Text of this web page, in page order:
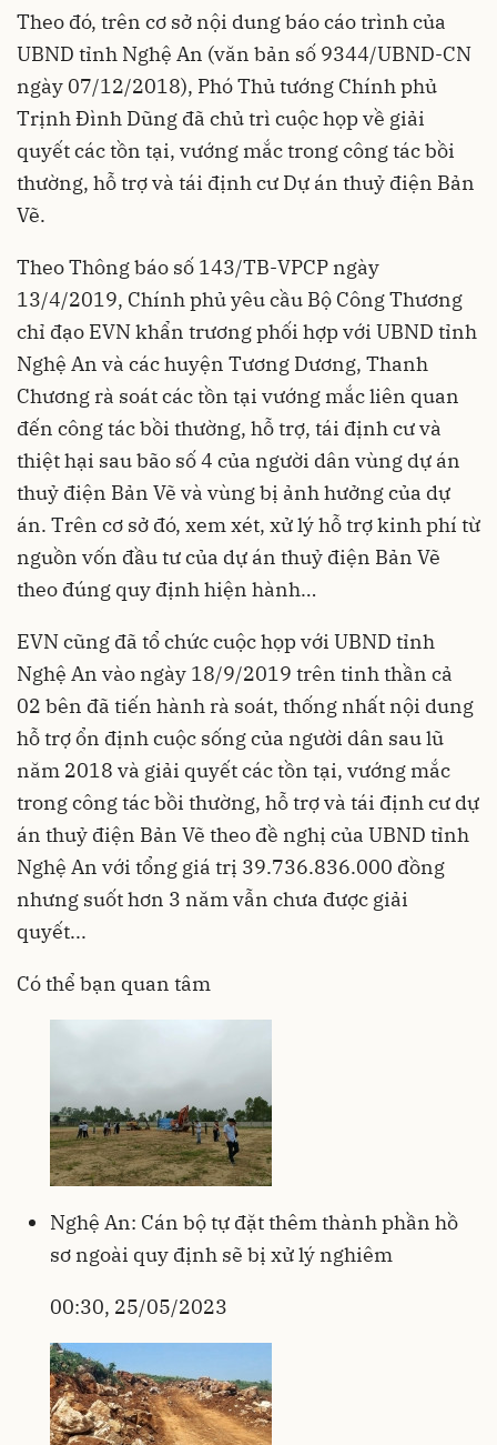
Theo đó, trên cơ sở nội dung báo cáo trình của
UBND tỉnh Nghệ An (văn bản số 9344/UBND-CN
ngày 07/12/2018), Phó Thủ tướng Chính phủ
Trịnh Đình Dũng đã chủ trì cuộc họp về giải
quyết các tồn tại, vướng mắc trong công tác bồi
thường, hỗ trợ và tái định cư Dự án thuỷ điện Bản
Vẽ.
Theo Thông báo số 143/TB-VPCP ngày
13/4/2019, Chính phủ yêu cầu Bộ Công Thương
chỉ đạo EVN khẩn trương phối hợp với UBND tỉnh
Nghệ An và các huyện Tương Dương, Thanh
Chương rà soát các tồn tại vướng mắc liên quan
đến công tác bồi thường, hỗ trợ, tái định cư và
thiệt hại sau bão số 4 của người dân vùng dự án
thuỷ điện Bản Vẽ và vùng bị ảnh hưởng của dự
án. Trên cơ sở đó, xem xét, xử lý hỗ trợ kinh phí từ
nguồn vốn đầu tư của dự án thuỷ điện Bản Vẽ
theo đúng quy định hiện hành…
EVN cũng đã tổ chức cuộc họp với UBND tỉnh
Nghệ An vào ngày 18/9/2019 trên tinh thần cả
02 bên đã tiến hành rà soát, thống nhất nội dung
hỗ trợ ổn định cuộc sống của người dân sau lũ
năm 2018 và giải quyết các tồn tại, vướng mắc
trong công tác bồi thường, hỗ trợ và tái định cư dự
án thuỷ điện Bản Vẽ theo đề nghị của UBND tỉnh
Nghệ An với tổng giá trị 39.736.836.000 đồng
nhưng suốt hơn 3 năm vẫn chưa được giải
quyết...
Có thể bạn quan tâm
Nghệ An: Cán bộ tự đặt thêm thành phần hồ
sơ ngoài quy định sẽ bị xử lý nghiêm
00:30, 25/05/2023